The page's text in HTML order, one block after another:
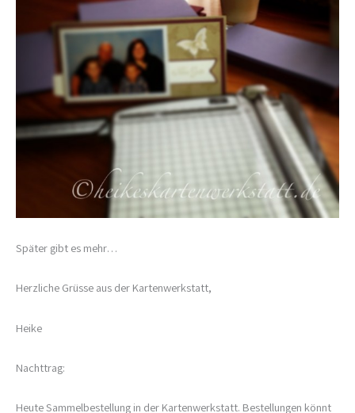
Später gibt es mehr…
Herzliche Grüsse aus der Kartenwerkstatt,
Heike
Nachttrag:
Heute Sammelbestellung in der Kartenwerkstatt. Bestellungen könnt